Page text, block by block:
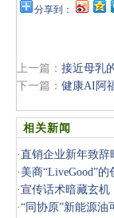
分享到：
上一篇： 接近母乳
下一篇： 健康AI阿
相关新闻
·直销企业新年致辞
· 美商“LiveGood”
·宣传话术暗藏玄机
道？
·“同协原”新能源油